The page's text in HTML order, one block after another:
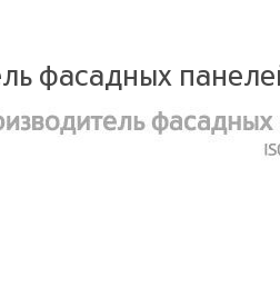
фасадных